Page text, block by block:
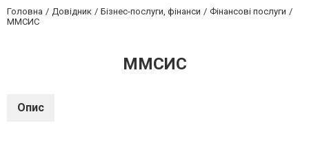
Головна Довідник Бізнес-послуги, фінанси
Фінансові послуги
ММСИС
ММСИС
Опис